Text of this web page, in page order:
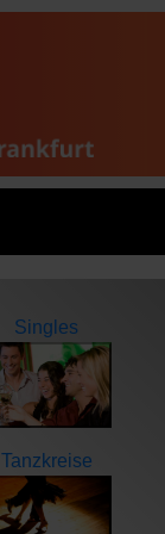
Singles
Tanzkreise